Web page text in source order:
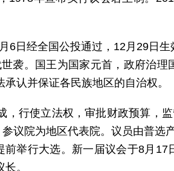
6日经全国公投通过，12月29日
袭。国王为国家元首，政府治
认并保证各民族地区的自治权。
，行使立法权，审批财政预算，
议院为地区代表院。议员由普选
举行大选。新一届议会于8月17
。